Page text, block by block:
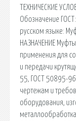
ТЕХНИЧЕСКИЕ
Обозначение
русском языке:
НАЗНАЧЕНИЕ
применения для
и передачи
55, ГОСТ 50895-
чертежам и
оборудования,